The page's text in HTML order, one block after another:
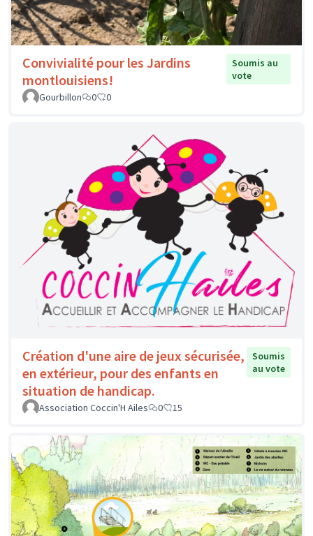
Convivialité pour les Jardins
montlouisiens!
Soumis au
vote
Gourbillon
0 0
Création d'une aire de jeux sécurisée,
en extérieur, pour des enfants en
situation de handicap.
Soumis
au vote
Association Coccin'H Ailes 0 15